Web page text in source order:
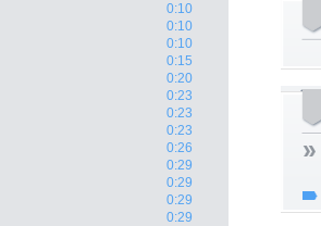
0:10
0:10
0:10
0:15
0:20
0:23
0:23
0:23
0:26
0:29
0:29
0:29
0:29